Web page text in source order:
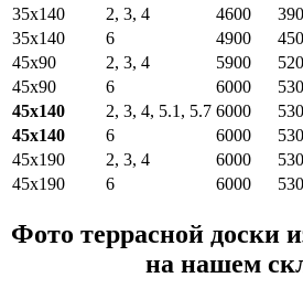
35х140
2, 3, 4 4600
35х140
6 4900
45х90
2, 3, 4 5900
45х90
6 6000
45х140
2, 3, 4, 5.1, 5.7 6000
45х140
6 6000
45х190
2, 3, 4 6000
45х190
6 6000
Фото террасной доски
на нашем